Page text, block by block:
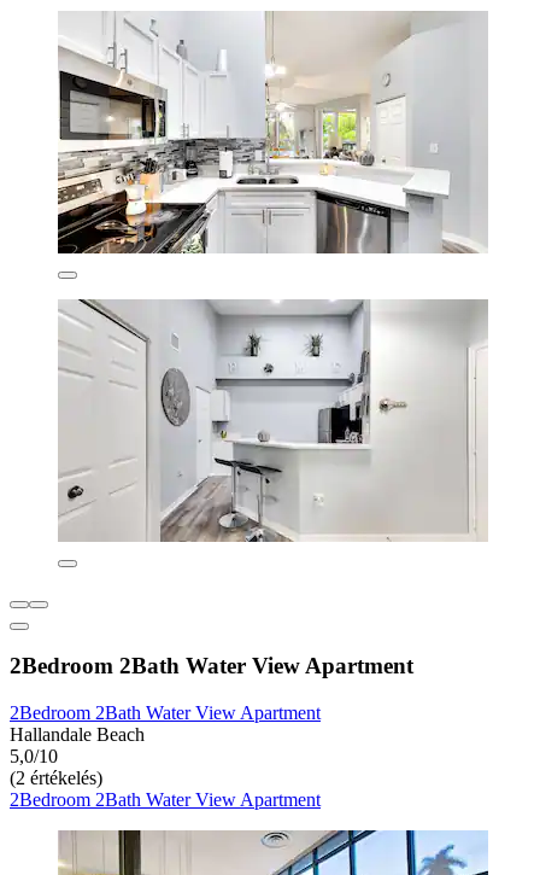
2Bedroom 2Bath Water View Apartment
2Bedroom 2Bath Water View Apartment
Hallandale Beach
5,0/10
(2 értékelés)
2Bedroom 2Bath Water View Apartment